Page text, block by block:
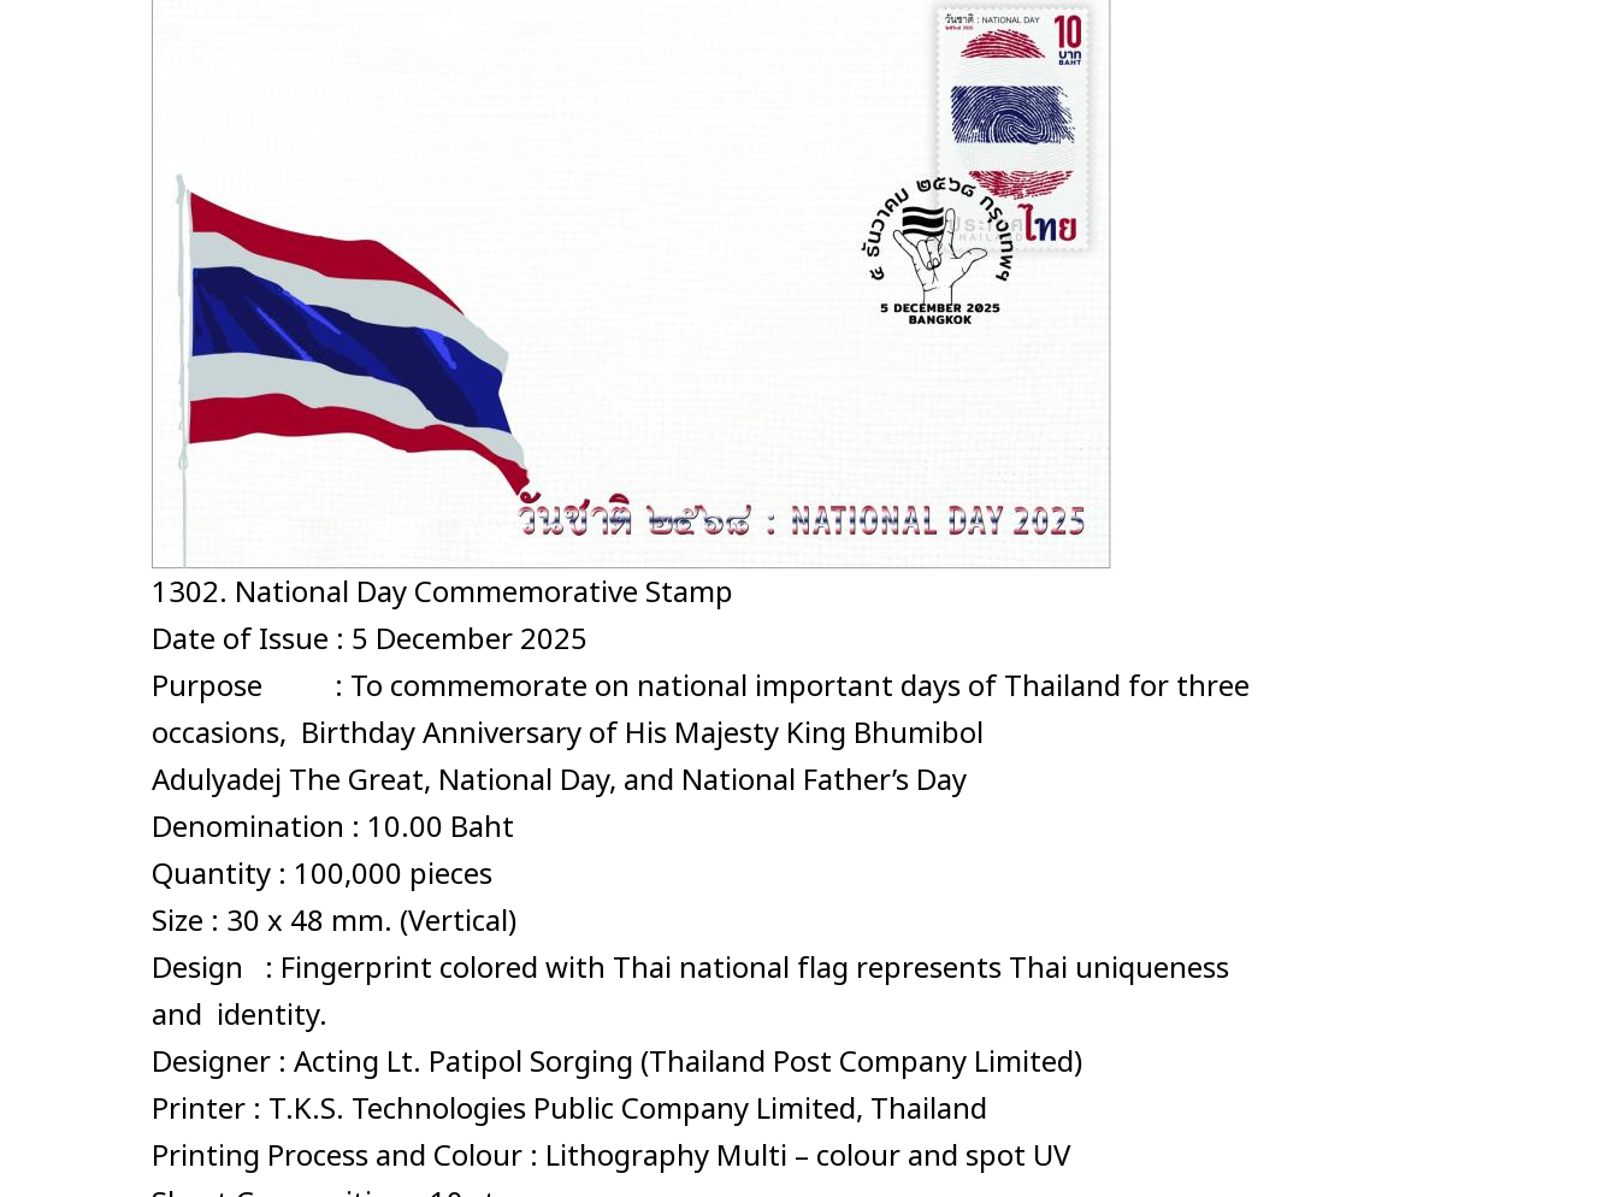
1302. National Day Commemorative Stamp
Date of Issue : 5 December 2025
Purpose : To commemorate on national important days of Thailand for three
occasions, Birthday Anniversary of His Majesty King Bhumibol
Adulyadej The Great, National Day, and National Father’s Day
Denomination : 10.00 Baht
Quantity : 100,000 pieces
Size : 30 x 48 mm. (Vertical)
Design : Fingerprint colored with Thai national flag represents Thai uniqueness
and identity.
Designer : Acting Lt. Patipol Sorging (Thailand Post Company Limited)
Printer : T.K.S. Technologies Public Company Limited, Thailand
Printing Process and Colour : Lithography Multi – colour and spot UV